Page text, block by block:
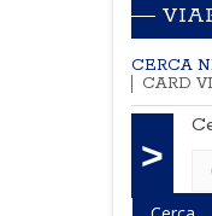
CERCA
CARD
>